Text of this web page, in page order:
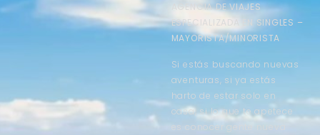
AGENCIA DE VIAJES
ESPECIALIZADA EN SINGLES –
MAYORISTA/MINORISTA
Si estás buscando nuevas
aventuras, si ya estás
harto de estar solo en
casa, si lo que te apetece
es conocer gente nueva